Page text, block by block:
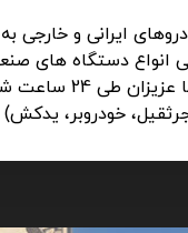
ایرانی و خارجی
انواع دستگاه های
خدمت شما عزیزان
خودروبر، یدکش)